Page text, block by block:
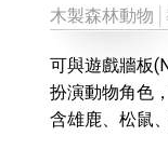
木製森林動物
可與遊戲牆板
扮演動物角色
含雄鹿、松鼠